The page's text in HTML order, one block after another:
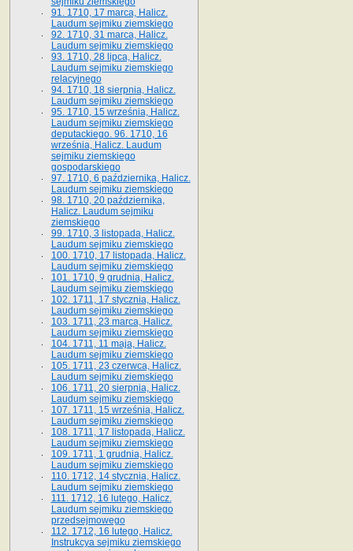
91. 1710, 17 marca, Halicz.
Laudum sejmiku ziemskiego
92. 1710, 31 marca, Halicz.
Laudum sejmiku ziemskiego
93. 1710, 28 lipca, Halicz.
Laudum sejmiku ziemskiego
relacyjnego
94. 1710, 18 sierpnia, Halicz.
Laudum sejmiku ziemskiego
95. 1710, 15 września, Halicz.
Laudum sejmiku ziemskiego
deputackiego. 96. 1710, 16
września, Halicz. Laudum
sejmiku ziemskiego
gospodarskiego
97. 1710, 6 października, Halicz.
Laudum sejmiku ziemskiego
98. 1710, 20 października,
Halicz. Laudum sejmiku
ziemskiego
99. 1710, 3 listopada, Halicz.
Laudum sejmiku ziemskiego
100. 1710, 17 listopada, Halicz.
Laudum sejmiku ziemskiego
101. 1710, 9 grudnia, Halicz.
Laudum sejmiku ziemskiego
102. 1711, 17 stycznia, Halicz.
Laudum sejmiku ziemskiego
103. 1711, 23 marca, Halicz.
Laudum sejmiku ziemskiego
104. 1711, 11 maja, Halicz.
Laudum sejmiku ziemskiego
105. 1711, 23 czerwca, Halicz.
Laudum sejmiku ziemskiego
106. 1711, 20 sierpnia, Halicz.
Laudum sejmiku ziemskiego
107. 1711, 15 września, Halicz.
Laudum sejmiku ziemskiego
108. 1711, 17 listopada, Halicz.
Laudum sejmiku ziemskiego
109. 1711, 1 grudnia, Halicz.
Laudum sejmiku ziemskiego
110. 1712, 14 stycznia, Halicz.
Laudum sejmiku ziemskiego
111. 1712, 16 lutego, Halicz.
Laudum sejmiku ziemskiego
przedsejmowego
112. 1712, 16 lutego, Halicz.
Instrukcya sejmiku ziemskiego